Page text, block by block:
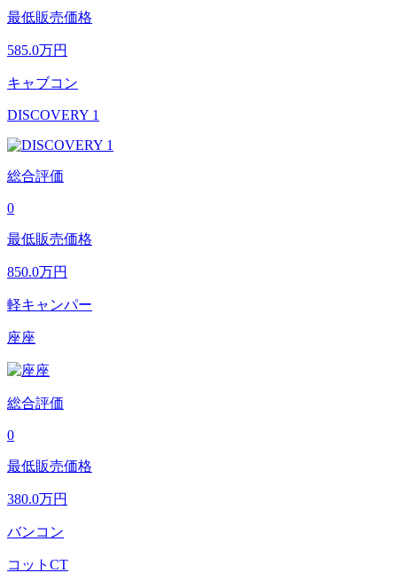
最低販売価格
585.0万円
キャブコン
DISCOVERY 1
総合評価
0
最低販売価格
850.0万円
軽キャンパー
座座
総合評価
0
最低販売価格
380.0万円
バンコン
コットCT